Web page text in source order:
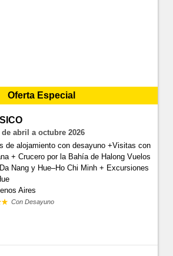
Oferta Especial
abril a octubre 2026
de alojamiento con desayuno +Visitas con
+ Crucero por la Bahía de Halong Vuelos
Nang y Hue–Ho Chi Minh + Excursiones
Aires
Con Desayuno